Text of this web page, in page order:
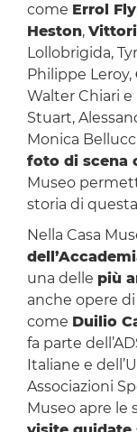
come Errol
Heston,
Lollobrigida,
Philippe Leroy,
Walter Chiari
Stuart,
Monica
foto di scena
Museo
storia di
Nella Casa
una delle più
anche opere
come Duilio
fa parte
Italiane e
Associazioni
Museo apre le